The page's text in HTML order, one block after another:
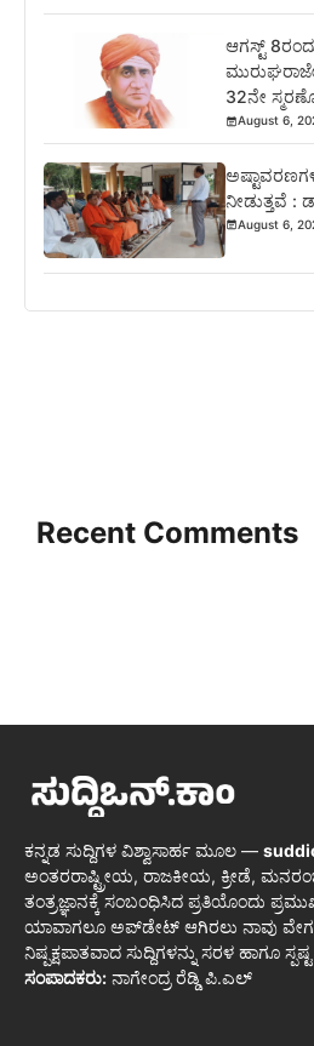
ಆಗಸ್ಟ್
32ನೇ
August 6,
ನೀಡುತ್ತವೆ :
August 6,
Recent Comments
ಕನ್ನಡ ಸುದ್ದಿಗಳ ವಿಶ್ವಾಸಾರ್ಹ ಮೂಲ —
ಅಂತರರಾಷ್ಟ್ರೀಯ, ರಾಜಕೀಯ, ಕ್ರೀಡೆ,
ತಂತ್ರಜ್ಞಾನಕ್ಕೆ ಸಂಬಂಧಿಸಿದ ಪ್ರತಿಯೊಂದು
ಯಾವಾಗಲೂ ಅಪ್‌ಡೇಟ್ ಆಗಿರಲು ನಾವು
ನಿಷ್ಪಕ್ಷಪಾತವಾದ ಸುದ್ದಿಗಳನ್ನು ಸರಳ ಹಾಗೂ
ಸಂಪಾದಕರು: ನಾಗೇಂದ್ರ ರೆಡ್ಡಿ ಪಿ.ಎಲ್